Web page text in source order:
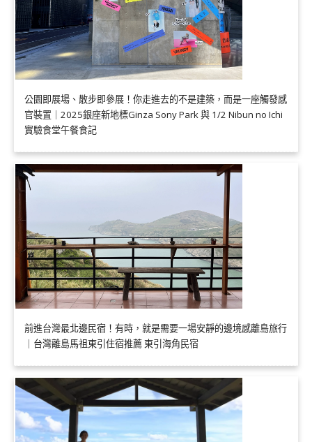
公園即展場、散步即參展！你走進去的不是建築，而是一座觸發感
官裝置｜2025銀座新地標Ginza Sony Park 與 1/2 Nibun no Ichi
實驗食堂午餐食記
前進台灣最北邊民宿！有時，就是需要一場安靜的邊境感離島旅行
｜台灣離島馬祖東引住宿推薦 東引海角民宿